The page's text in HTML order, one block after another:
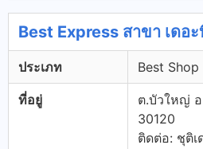
Best Express สาขา เดอ
ประเภท Best Shop
ที่อยู่
ต.บัวใหญ่
30120
ติดต่อ: ชุติ